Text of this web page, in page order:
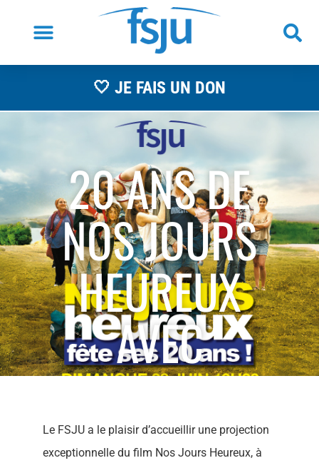
🤍 JE FAIS UN DON
20 ANS DE
NOS JOURS
HEUREUX
AVEC
LE FSJU
Le FSJU a le plaisir d’accueillir une projection
exceptionnelle du film Nos Jours Heureux, à